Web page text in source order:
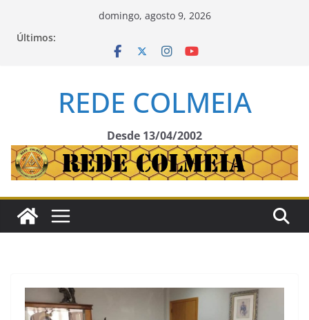
domingo, agosto 9, 2026
Últimos:
REDE COLMEIA
Desde 13/04/2002